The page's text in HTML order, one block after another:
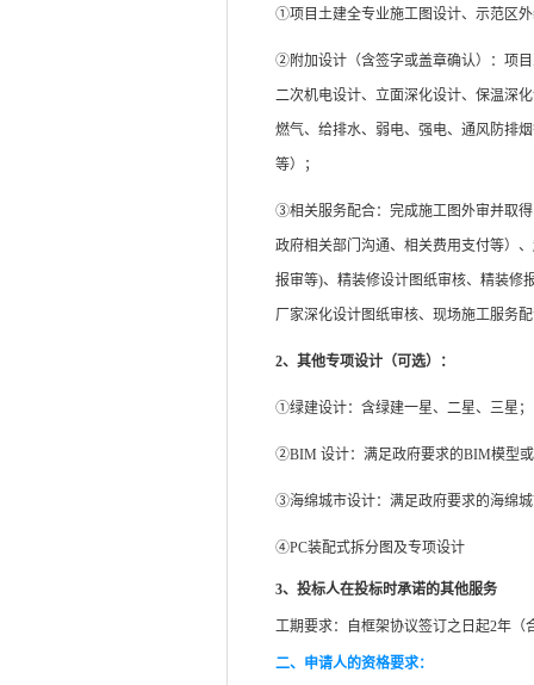
①项目土建全专业施工图设计、示范区
②附加设计（含签字或盖章确认）：项
二次机电设计、立面深化设计、保温深
燃气、给排水、弱电、强电、通风防排
等）；
③相关服务配合：完成施工图外审并取
政府相关部门沟通、相关费用支付等）
报审等)、精装修设计图纸审核、精装修
厂家深化设计图纸审核、现场施工服务
2、其他专项设计（可选）：
①绿建设计：含绿建一星、二星、三星；
②BIM 设计：满足政府要求的BIM模型
③海绵城市设计：满足政府要求的海绵
④PC装配式拆分图及专项设计
3、投标人在投标时承诺的其他服务
工期要求： 自框架协议签订之日起2年
二、申请人的资格要求：